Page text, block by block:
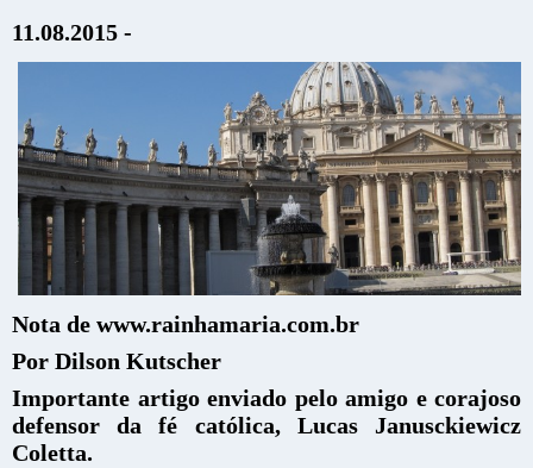
11.08.2015 -
Nota de www.rainhamaria.com.br
Por Dilson Kutscher
Importante artigo enviado pelo amigo e corajoso
defensor da fé católica, Lucas Janusckiewicz
Coletta.